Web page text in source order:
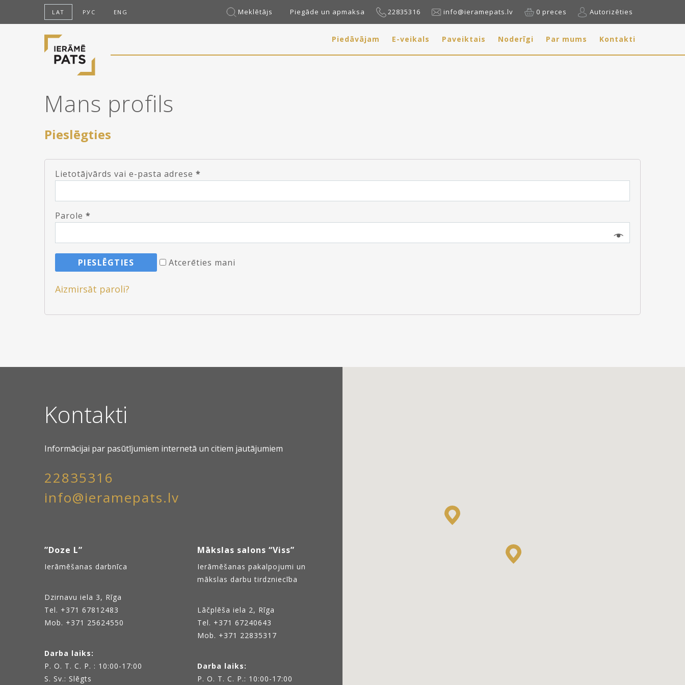
LAT РУС ENG Meklētājs Piegāde un apmaksa 22835316 info@ieramepats.lv 0 preces Autorizēties
Piedāvājam E-veikals Paveiktais Noderīgi Par mums Kontakti
Mans profils
Pieslēgties
Lietotājvārds vai e-pasta adrese *
Parole *
Atcerēties mani
Aizmirsāt paroli?
Kontakti
Informācijai par pasūtījumiem internetā un citiem jautājumiem
22835316
info@ieramepats.lv
”Doze L”
Ierāmēšanas darbnīca
Dzirnavu iela 3, Rīga
Tel. +371 67812483
Mob. +371 25624550
Darba laiks:
P. O. T. C. P. : 10:00-17:00
S. Sv.: Slēgts
Mākslas salons “Viss”
Ierāmēšanas pakalpojumi un
mākslas darbu tirdzniecība
Lāčplēša iela 2, Rīga
Tel. +371 67240643
Mob. +371 22835317
Darba laiks:
P. O. T. C. P.: 10:00-17:00